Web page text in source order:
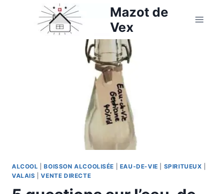
Mazot de
Vex
ALCOOL |BOISSON ALCOOLISÉE EAU-DE-VIE SPIRITUEUX
VALAIS |VENTE DIRECTE